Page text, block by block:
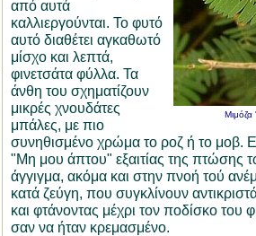
από αυτά
καλλιεργούνται. Το φυτό
αυτό διαθέτει αγκαθωτό
μίσχο και λεπτά,
φινετσάτα φύλλα. Τα
άνθη του σχηματίζουν
μικρές χνουδάτες
μπάλες, με πιο
συνηθισμένο χρώμα το ροζ ή το μοβ.
"Μη μου άπτου" εξαιτίας της πτώσης
άγγιγμα, ακόμα και στην πνοή τού
κατά ζεύγη, που συγκλίνουν
και φτάνοντας μέχρι τον ποδίσκο του
σαν να ήταν κρεμασμένο.